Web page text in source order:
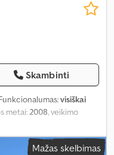
Skambinti
visiškai
metai:2008, veikimo
Mažas skelbimas